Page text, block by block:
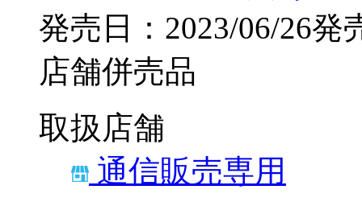
発売日：2023/06/26発
店舗併売品
取扱店舗
通信販売専用